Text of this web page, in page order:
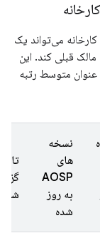
می‌تواند یک
قبلی کند. این
متوسط ​​رتبه
نسخه
های
AOSP
به روز
شده
شده